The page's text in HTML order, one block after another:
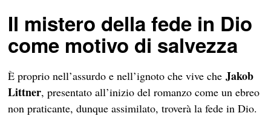
Il mistero della fede in Dio
come motivo di salvezza
È proprio nell’assurdo e nell’ignoto che vive cheJakob
Littner, presentato all’inizio del romanzo come un ebreo
non praticante, dunque assimilato, troverà la fede in Dio.